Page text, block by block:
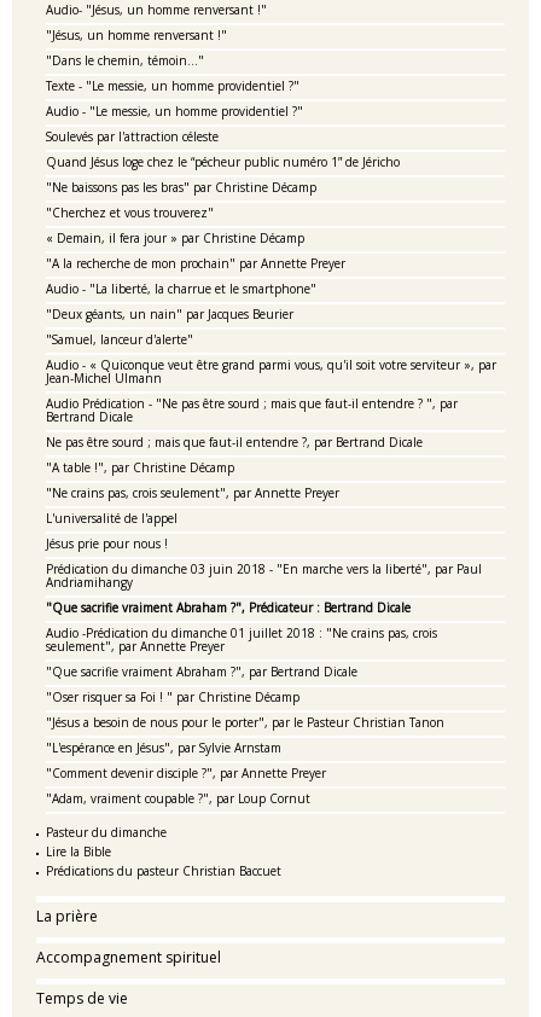
Audio- "Jésus, un homme renversant !"
"Jésus, un homme renversant !"
"Dans le chemin, témoin..."
Texte - "Le messie, un homme providentiel ?"
Audio - "Le messie, un homme providentiel ?"
Soulevés par l'attraction céleste
Quand Jésus loge chez le “pécheur public numéro 1” de Jéricho
"Ne baissons pas les bras" par Christine Décamp
"Cherchez et vous trouverez"
« Demain, il fera jour » par Christine Décamp
"A la recherche de mon prochain" par Annette Preyer
Audio - "La liberté, la charrue et le smartphone"
"Deux géants, un nain" par Jacques Beurier
"Samuel, lanceur d'alerte"
Audio - « Quiconque veut être grand parmi vous, qu'il soit votre serviteur », par
Jean-Michel Ulmann
Audio Prédication - "Ne pas être sourd ; mais que faut-il entendre ? ", par
Bertrand Dicale
Ne pas être sourd ; mais que faut-il entendre ?, par Bertrand Dicale
"A table !", par Christine Décamp
"Ne crains pas, crois seulement", par Annette Preyer
L'universalité de l'appel
Jésus prie pour nous !
Prédication du dimanche 03 juin 2018 - "En marche vers la liberté", par Paul
Andriamihangy
"Que sacrifie vraiment Abraham ?", Prédicateur : Bertrand Dicale
Audio -Prédication du dimanche 01 juillet 2018 : "Ne crains pas, crois
seulement", par Annette Preyer
"Que sacrifie vraiment Abraham ?", par Bertrand Dicale
"Oser risquer sa Foi ! " par Christine Décamp
"Jésus a besoin de nous pour le porter", par le Pasteur Christian Tanon
"L'espérance en Jésus", par Sylvie Arnstam
"Comment devenir disciple ?", par Annette Preyer
"Adam, vraiment coupable ?", par Loup Cornut
Pasteur du dimanche
Lire la Bible
Prédications du pasteur Christian Baccuet
La prière
Accompagnement spirituel
Temps de vie